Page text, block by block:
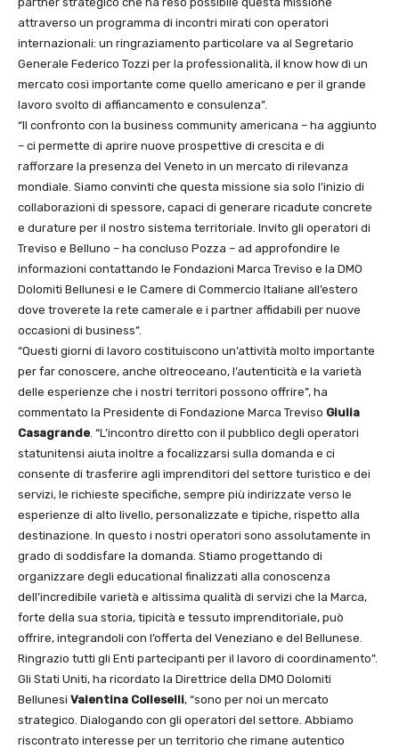
attraverso un programma di incontri mirati con operatori
internazionali: un ringraziamento particolare va al Segretario
Generale Federico Tozzi per la professionalità, il know how di un
mercato così importante come quello americano e per il grande
lavoro svolto di affiancamento e consulenza”.
“Il confronto con la business community americana – ha aggiunto
– ci permette di aprire nuove prospettive di crescita e di
rafforzare la presenza del Veneto in un mercato di rilevanza
mondiale. Siamo convinti che questa missione sia solo l’inizio di
collaborazioni di spessore, capaci di generare ricadute concrete
e durature per il nostro sistema territoriale. Invito gli operatori di
Treviso e Belluno – ha concluso Pozza – ad approfondire le
informazioni contattando le Fondazioni Marca Treviso e la DMO
Dolomiti Bellunesi e le Camere di Commercio Italiane all’estero
dove troverete la rete camerale e i partner affidabili per nuove
occasioni di business”.
“Questi giorni di lavoro costituiscono un’attività molto importante
per far conoscere, anche oltreoceano, l’autenticità e la varietà
delle esperienze che i nostri territori possono offrire”, ha
commentato la Presidente di Fondazione Marca Treviso Giulia
Casagrande. “L’incontro diretto con il pubblico degli operatori
statunitensi aiuta inoltre a focalizzarsi sulla domanda e ci
consente di trasferire agli imprenditori del settore turistico e dei
servizi, le richieste specifiche, sempre più indirizzate verso le
esperienze di alto livello, personalizzate e tipiche, rispetto alla
destinazione. In questo i nostri operatori sono assolutamente in
grado di soddisfare la domanda. Stiamo progettando di
organizzare degli educational finalizzati alla conoscenza
dell’incredibile varietà e altissima qualità di servizi che la Marca,
forte della sua storia, tipicità e tessuto imprenditoriale, può
offrire, integrandoli con l’offerta del Veneziano e del Bellunese.
Ringrazio tutti gli Enti partecipanti per il lavoro di coordinamento”.
Gli Stati Uniti, ha ricordato la Direttrice della DMO Dolomiti
Bellunesi Valentina Colleselli, “sono per noi un mercato
strategico. Dialogando con gli operatori del settore. Abbiamo
riscontrato interesse per un territorio che rimane autentico